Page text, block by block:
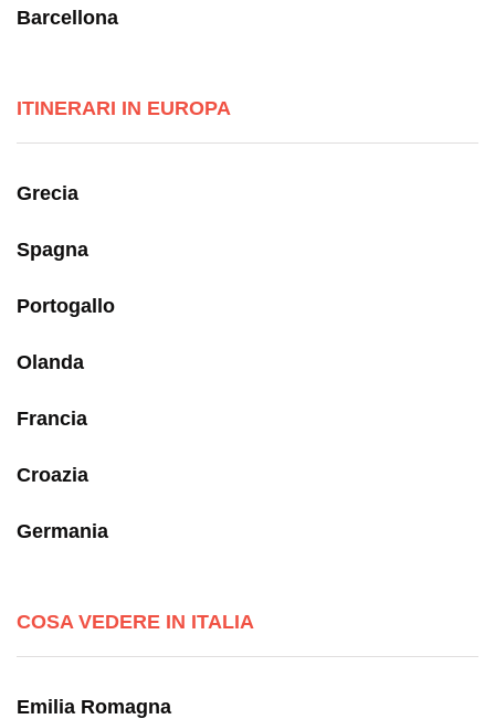
Barcellona
ITINERARI IN EUROPA
Grecia
Spagna
Portogallo
Olanda
Francia
Croazia
Germania
COSA VEDERE IN ITALIA
Emilia Romagna